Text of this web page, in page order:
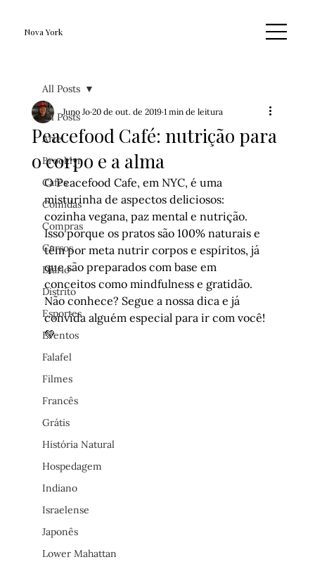
Nova York
All Posts
Arte
Brooklyn
Cafés
Comidas
Compras
Cursos
Diário
Distrito
Esportes
Eventos
Falafel
Filmes
Francês
Grátis
História Natural
Hospedagem
Indiano
Israelense
Japonês
Lower Mahattan
All Posts
Peacefood Café: nutrição para
o corpo e a alma
Juno Jo 20 de out. de 2019 1 min de leitura
O Peacefood Cafe, em NYC, é uma
misturinha de aspectos deliciosos:
cozinha vegana, paz mental e nutrição.
Isso porque os pratos são 100% naturais e
têm por meta nutrir corpos e espíritos, já
que são preparados com base em
conceitos como mindfulness e gratidão.
Não conhece? Segue a nossa dica e já
convida alguém especial para ir com você!
💚